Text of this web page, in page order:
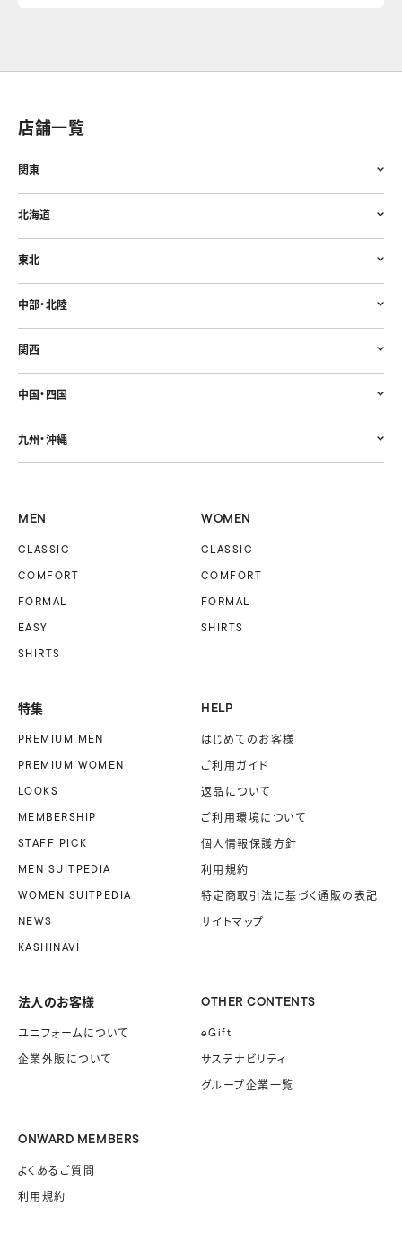
店舗一覧
関東
北海道
東北
中部・北陸
関西
中国・四国
九州・沖縄
MEN
CLASSIC
COMFORT
FORMAL
EASY
SHIRTS
WOMEN
CLASSIC
COMFORT
FORMAL
SHIRTS
特集
PREMIUM MEN
PREMIUM WOMEN
LOOKS
MEMBERSHIP
STAFF PICK
MEN SUITPEDIA
WOMEN SUITPEDIA
NEWS
KASHINAVI
HELP
はじめてのお客様
ご利用ガイド
返品について
ご利用環境について
個人情報保護方針
利用規約
特定商取引法に基づく通販の表記
サイトマップ
法人のお客様
ユニフォームについて
企業外販について
OTHER CONTENTS
eGift
サステナビリティ
グループ企業一覧
ONWARD MEMBERS
よくあるご質問
利用規約